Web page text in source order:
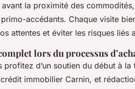
avant la proximité des
accédants. Chaque visite
attentes et éviter les risques liés
lors du processus
profitez d’un soutien du début à
immobilier Carnin, et